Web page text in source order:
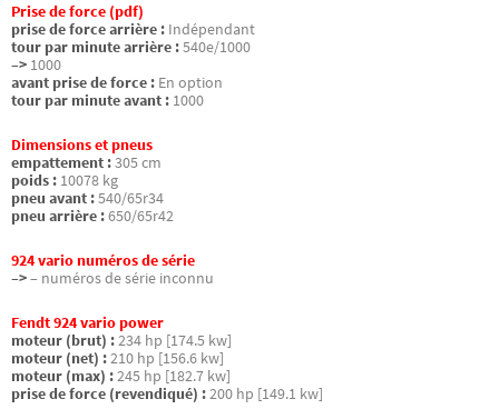
Prise de force (pdf)
prise de force arrière : Indépendant
tour par minute arrière :540e/1000
–> 1000
avant prise de force : En option
tour par minute avant : 1000
Dimensions et pneus
empattement :305 cm
poids : 10078 kg
pneu avant :540/65r34
pneu arrière :650/65r42
924 vario numéros de série
–>– numéros de série inconnu
Fendt 924 vario power
moteur (brut) :234 hp [174.5 kw]
moteur (net) :210 hp [156.6 kw]
moteur (max) :245 hp [182.7 kw]
prise de force (revendiqué) :200 hp [149.1 kw]